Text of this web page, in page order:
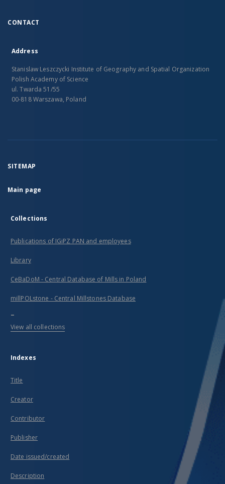
CONTACT
Address
Stanislaw Leszczycki Institute of Geography and Spatial Organization
Polish Academy of Science
ul. Twarda 51/55
00-818 Warszawa, Poland
SITEMAP
Main page
Collections
Publications of IGiPZ PAN and employees
Library
CeBaDoM - Central Database of Mills in Poland
millPOLstone - Central Millstones Database
...
View all collections
Indexes
Title
Creator
Contributor
Publisher
Date issued/created
Description